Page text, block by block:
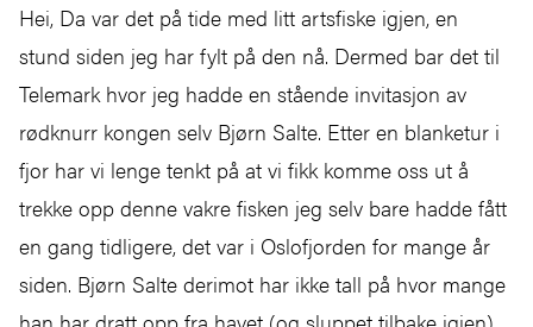
Hei, Da var det på tide med litt artsfiske igjen, en
stund siden jeg har fylt på den nå. Dermed bar det til
Telemark hvor jeg hadde en stående invitasjon av
rødknurr kongen selv Bjørn Salte. Etter en blanketur i
fjor har vi lenge tenkt på at vi fikk komme oss ut å
trekke opp denne vakre fisken jeg selv bare hadde fått
en gang tidligere, det var i Oslofjorden for mange år
siden. Bjørn Salte derimot har ikke tall på hvor mange